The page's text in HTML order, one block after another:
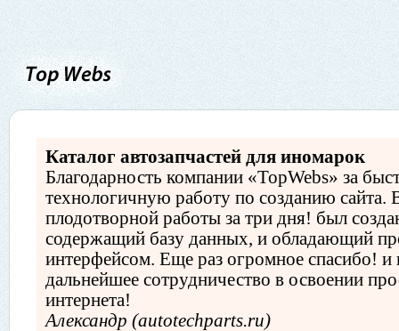
Каталог автозапчастей для иномарок
Благодарность компании «TopWebs» за
технологичную работу по созданию сайта.
плодотворной работы за три дня! был
содержащий базу данных, и обладающий
интерфейсом. Еще раз огромное спасибо! и
дальнейшее сотрудничество в освоении
интернета!
Александр (autotechparts.ru)